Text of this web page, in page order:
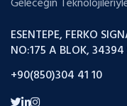
ESENTEPE, FERKO
NO:175 A BLOK, 34394
+90(850)304 41 10